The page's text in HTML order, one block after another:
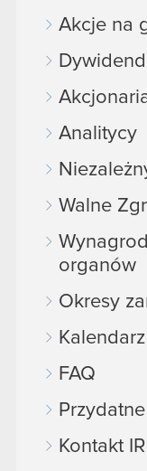
Akcje na
Analitycy
Walne
organów
Okresy
FAQ
Kontakt IR